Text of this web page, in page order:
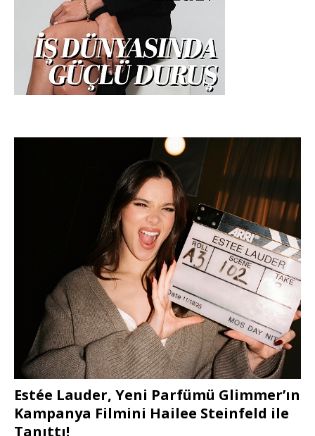
Estée Lauder, Yeni Parfümü Glimmer’ın
Kampanya Filmini Hailee Steinfeld ile
Tanıttı!